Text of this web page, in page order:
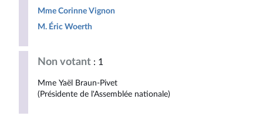
Mme Corinne Vignon
M. Éric Woerth
Non votant : 1
Mme Yaël Braun-Pivet
(Présidente de l'Assemblée nationale)